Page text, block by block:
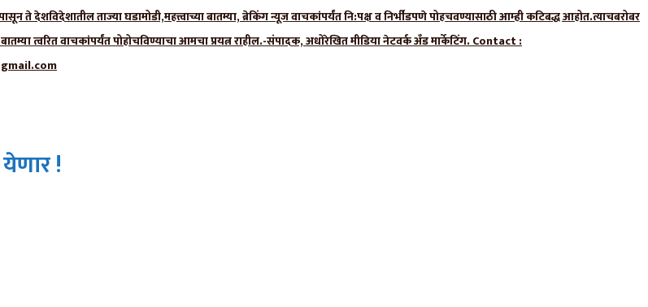
ते देशविदेशातील ताज्या घडामोडी,महत्त्वाच्या बातम्या, ब्रेकिंग न्यूज वाचकांपर्यंत नि:पक्ष व निर्भीडपणे पोहचवण्यासाठी आम्ही कटिबद्ध आहोत.त्याचबरोबर
त्वरित वाचकांपर्यंत पोहोचविण्याचा आमचा प्रयत्न राहील.-संपादक, अधोरेखित मीडिया नेटवर्क अँड मार्केटिंग. Contact :
येणार !